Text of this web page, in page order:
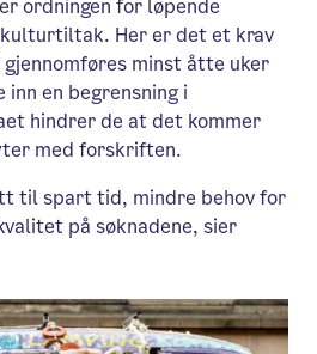
ordningen for løpende
Her er det et krav
minst åtte uker
en begrensning i
hindrer de at det kommer
med forskriften.
til spart tid, mindre behov for
på søknadene, sier